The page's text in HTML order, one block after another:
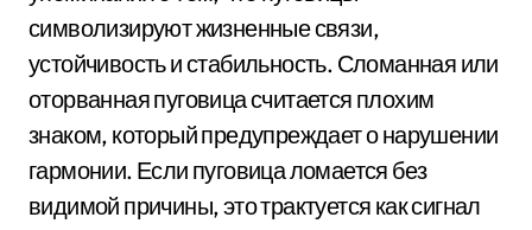
символизируют жизненные связи,
устойчивость и стабильность. Сломанная или
оторванная пуговица считается плохим
знаком, который предупреждает о нарушении
гармонии. Если пуговица ломается без
видимой причины, это трактуется как сигнал